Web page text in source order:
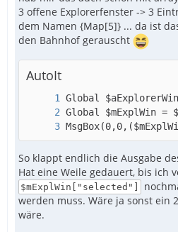
3 offene Explorerfenster -> 3
dem Namen {Map[5]} ... da ist
den Bahnhof gerauscht
AutoIt
So klappt endlich die Ausgabe
Hat eine Weile gedauert, bis ich
$mExplWin["selected"]
werden muss. Wäre ja sonst ein
wäre.